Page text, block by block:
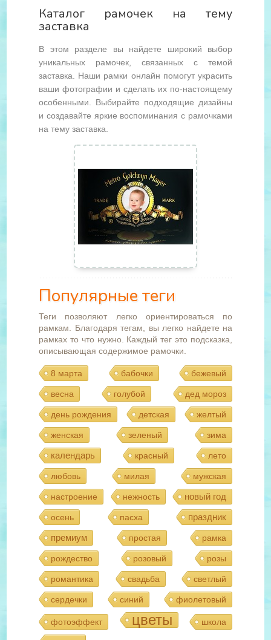
Каталог рамочек на тему
заставка
В этом разделе вы найдете широкий выбор
уникальных рамочек, связанных с темой
заставка. Наши рамки онлайн помогут украсить
ваши фотографии и сделать их по-настоящему
особенными. Выбирайте подходящие дизайны
и создавайте яркие воспоминания с рамочками
на тему заставка.
Популярные теги
Теги позволяют легко ориентироваться по
рамкам. Благодаря тегам, вы легко найдете на
рамках то что нужно. Каждый тег это подсказка,
описывающая содержимое рамочки.
8 марта бабочки бежевый
весна голубой дед мороз
день рождения детская желтый
женская зеленый зима
календарь красный лето
любовь милая мужская
настроение нежность новый год
осень пасха
праздник
премиум
простая рамка
рождество розовый розы
романтика свадьба светлый
сердечки синий фиолетовый
фотоэффект цветы школа